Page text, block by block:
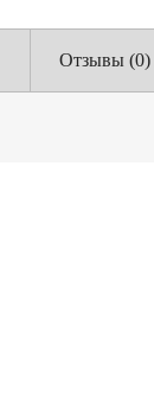
Отзывы (0)